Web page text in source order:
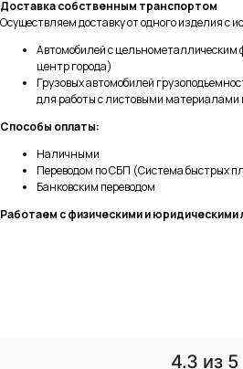
Доставка собственным транспортом
Осуществляем доставку от одного изделия с
Автомобилей с цельнометаллическим
центр города)
Грузовых автомобилей
для работы с листовыми материалами
Способы оплаты:
Наличными
Переводом по СБП (Система быстрых
Банковским переводом
Работаем с физическими и юридическими
4.3 из 5